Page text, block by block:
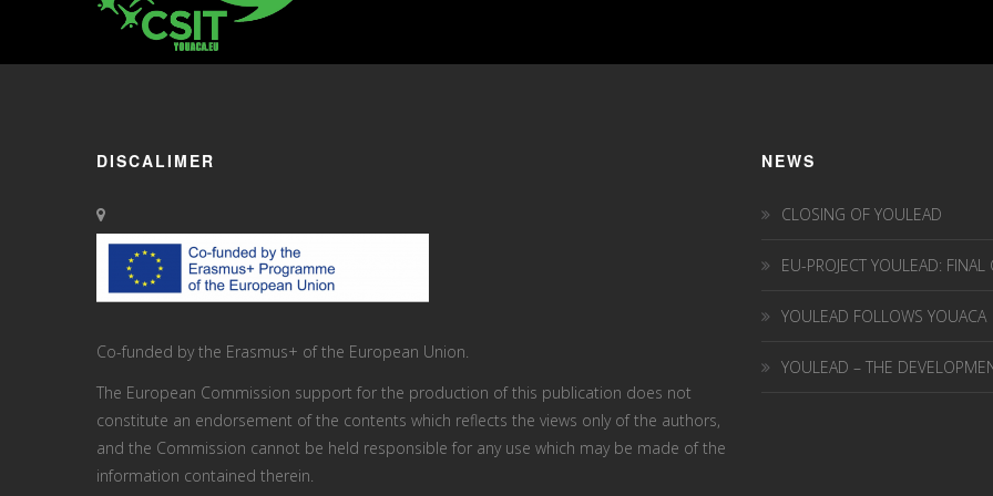
DISCALIMER
Co-funded by the Erasmus+ of the European Union.
The European Commission support for the production of this publication does not
constitute an endorsement of the contents which reflects the views only of the authors,
and the Commission cannot be held responsi­ble for any use which may be made of the
information contained therein.
NEWS
CLOSING OF YOULEAD
EU-PROJECT YOULEAD:
YOULEAD FOLLOWS YOUACA
YOULEAD – THE